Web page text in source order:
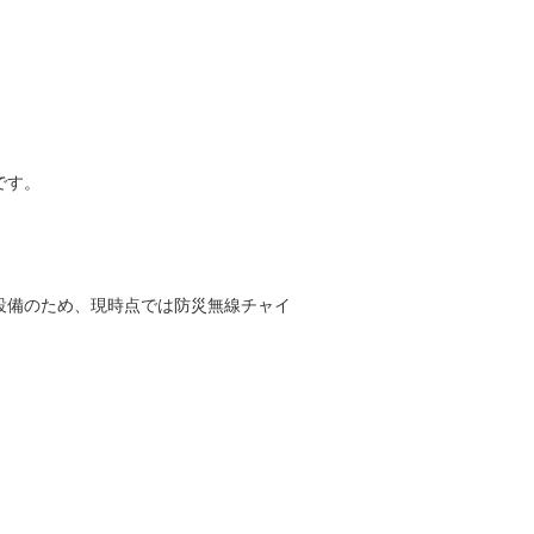
。
のため、現時点では防災無線チャイ